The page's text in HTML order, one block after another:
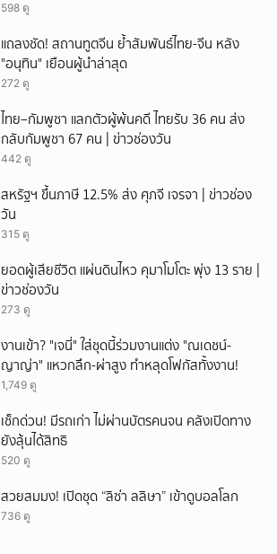
598 ดู
แถลงชัด! สถานทูตจีน ย้ำสัมพันธ์ไทย-จีน หลัง
"อนุทิน" เยือนผู้นำล่าสุด
272 ดู
ไทย–กัมพูชา แลกตัวผู้พ้นคดี ไทยรับ 36 คน ส่ง
กลับกัมพูชา 67 คน | ข่าวช่องวัน
442 ดู
สหรัฐฯ ขึ้นภาษี 12.5% ส่ง ศุภจี เจรจา | ข่าวช่อง
วัน
315 ดู
ยอดผู้เสียชีวิต แผ่นดินไหว คุมาโมโตะ พุ่ง 13 ราย |
ข่าวช่องวัน
273 ดู
งานเข้า? "เจนี่" ใส่ชุดนี้ร่วมงานแต่ง "ณเดชน์-
ญาญ่า" แหวกลึก-ผ่าสูง ทำหลุดโฟกัสทั้งงาน!
1,749 ดู
เช็กด่วน! มีรถเก่า ไม่ผ่านบัตรคนจน คลังเปิดทาง
ยังลุ้นได้สิทธิ
520 ดู
สวยสมมง! เปิดชุด “ลิซ่า ลลิษา” เข้าดูบอลโลก
736 ดู